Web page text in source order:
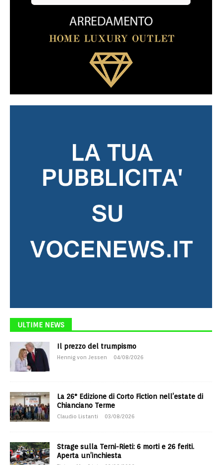
ULTIME NEWS
Il prezzo del trumpismo
Hennig von Jessen 04/08/2026
La 26° Edizione di Corto Fiction nell’estate di
Chianciano Terme
Claudio Listanti 03/08/2026
Strage sulla Terni-Rieti: 6 morti e 26 feriti.
Aperta un’inchiesta